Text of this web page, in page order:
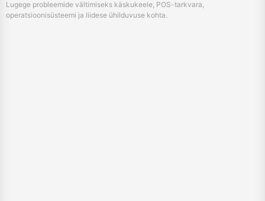
Lugege probleemide vältimiseks käskukeele, POS-tarkvara,
operatsioonisüsteemi ja liidese ühilduvuse kohta.